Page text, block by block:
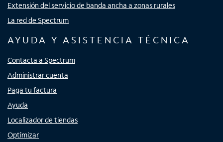
Extensión del servicio de banda ancha a zonas rurales
La red de Spectrum
AYUDA Y ASISTENCIA TÉCNICA
Contacta a Spectrum
Administrar cuenta
Paga tu factura
Ayuda
Localizador de tiendas
Optimizar